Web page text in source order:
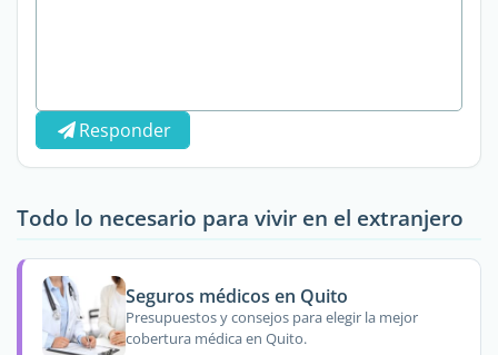
Responder
Todo lo necesario para vivir en el extranjero
Seguros médicos en Quito
Presupuestos y consejos para elegir la mejor
cobertura médica en Quito.